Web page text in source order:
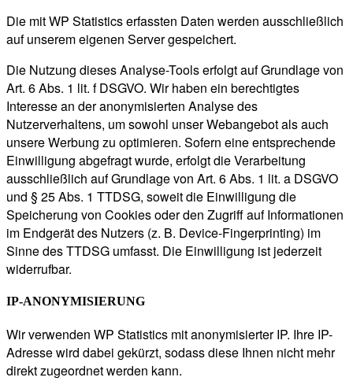
Die mit WP Statistics erfassten Daten werden ausschließlich
auf unserem eigenen Server gespeichert.
Die Nutzung dieses Analyse-Tools erfolgt auf Grundlage von
Art. 6 Abs. 1 lit. f DSGVO. Wir haben ein berechtigtes
Interesse an der anonymisierten Analyse des
Nutzerverhaltens, um sowohl unser Webangebot als auch
unsere Werbung zu optimieren. Sofern eine entsprechende
Einwilligung abgefragt wurde, erfolgt die Verarbeitung
ausschließlich auf Grundlage von Art. 6 Abs. 1 lit. a DSGVO
und § 25 Abs. 1 TTDSG, soweit die Einwilligung die
Speicherung von Cookies oder den Zugriff auf Informationen
im Endgerät des Nutzers (z. B. Device-Fingerprinting) im
Sinne des TTDSG umfasst. Die Einwilligung ist jederzeit
widerrufbar.
IP-ANONYMISIERUNG
Wir verwenden WP Statistics mit anonymisierter IP. Ihre IP-
Adresse wird dabei gekürzt, sodass diese Ihnen nicht mehr
direkt zugeordnet werden kann.